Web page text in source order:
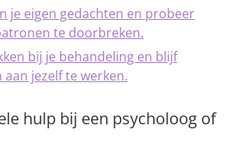
je eigen gedachten en probeer
te doorbreken.
bij je behandeling en blijf
jezelf te werken.
hulp bij een psycholoog of